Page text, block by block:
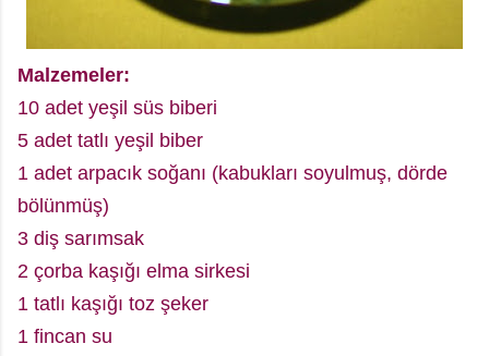
Malzemeler:
10 adet yeşil süs biberi
5 adet tatlı yeşil biber
1 adet arpacık soğanı (kabukları soyulmuş, dörde
bölünmüş)
3 diş sarımsak
2 çorba kaşığı elma sirkesi
1 tatlı kaşığı toz şeker
1 fincan su